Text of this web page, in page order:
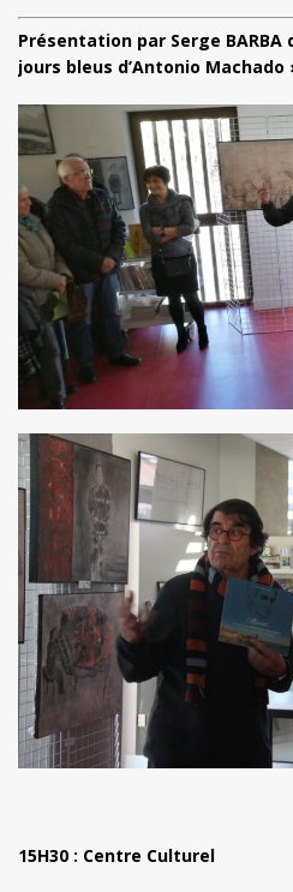
Présentation par Serge
jours bleus d’Antonio Machado
15H30 : Centre Culturel